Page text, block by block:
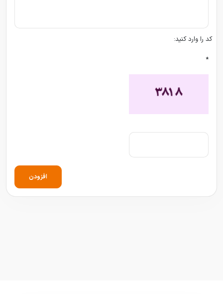
کد را وارد کنید:
*
افزودن